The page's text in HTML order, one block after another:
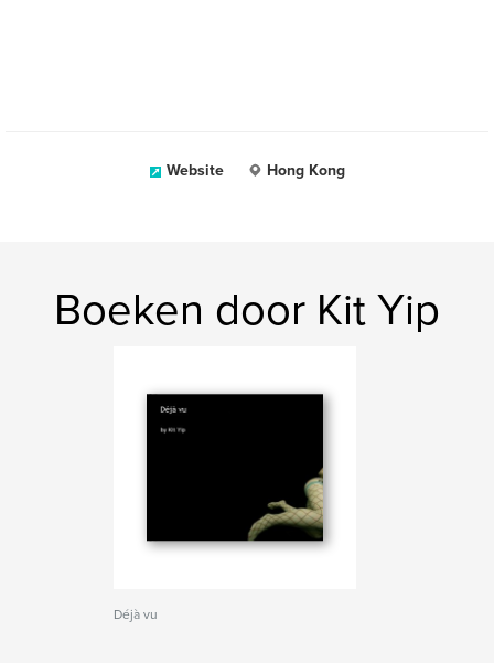
Website Hong Kong
Boeken door Kit Yip
Déjà vu